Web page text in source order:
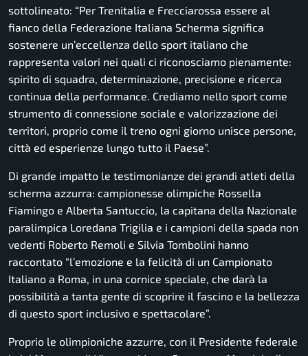
sottolineato: “Per Trenitalia e Frecciarossa essere al
fianco della Federazione Italiana Scherma significa
sostenere un’eccellenza dello sport italiano che
rappresenta valori nei quali ci riconosciamo pienamente:
spirito di squadra, determinazione, precisione e ricerca
continua della performance. Crediamo nello sport come
strumento di connessione sociale e valorizzazione dei
territori, proprio come il treno ogni giorno unisce persone,
città ed esperienze lungo tutto il Paese”.
Di grande impatto le testimonianze dei grandi atleti della
scherma azzurra: campionesse olimpiche Rossella
Fiamingo e Alberta Santuccio, la capitana della Nazionale
paralimpica Loredana Trigilia e i campioni della spada non
vedenti Roberto Remoli e Silvia Tombolini hanno
raccontato “l’emozione e la felicità di un Campionato
Italiano a Roma, in una cornice speciale, che darà la
possibilità a tanta gente di scoprire il fascino e la bellezza
di questo sport inclusivo e spettacolare”.
Proprio le olimpioniche azzurre, con il Presidente federale